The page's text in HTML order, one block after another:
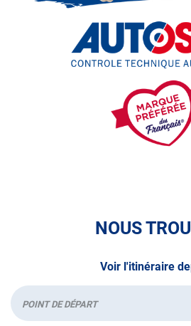
A très bientôt chez
*Prestation à vérifier auprès du
NOUS
Voir l'itinéraire
Départ